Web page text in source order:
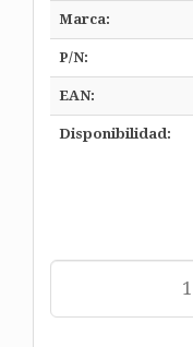
Marca:
P/N:
EAN:
Disponibilidad: